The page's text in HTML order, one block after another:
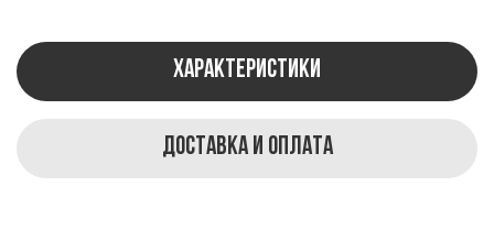
Характеристики
Доставка и оплата